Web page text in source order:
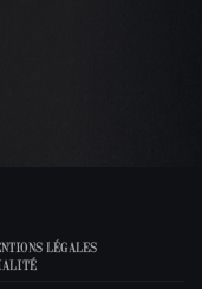
LÉGALES